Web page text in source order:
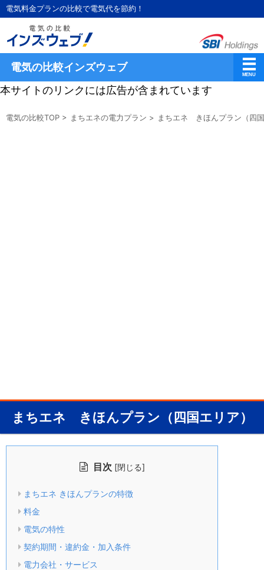
電気料金プランの比較で電気代を節約！
電気の比較インズウェブ
本サイトのリンクには広告が含まれています
電気の比較TOP > まちエネの電力プラン > まちエネ きほんプラン（四
まちエネ きほんプラン（四国エリア）
目次 [閉じる]
まちエネ きほんプランの特徴
料金
電気の特性
契約期間・違約金・加入条件
電力会社・サービス